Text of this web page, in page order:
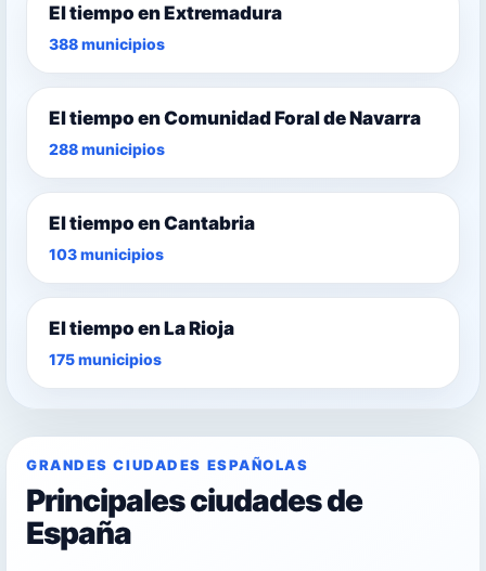
El tiempo en Extremadura
388 municipios
El tiempo en Comunidad Foral de Navarra
288 municipios
El tiempo en Cantabria
103 municipios
El tiempo en La Rioja
175 municipios
GRANDES CIUDADES ESPAÑOLAS
Principales ciudades de
España